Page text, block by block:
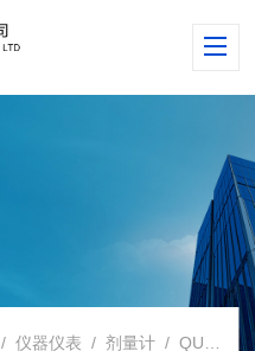
/仪器仪表 /剂量计 / QUART didoEASY M剂量计